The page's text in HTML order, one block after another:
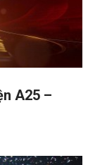
A25 –